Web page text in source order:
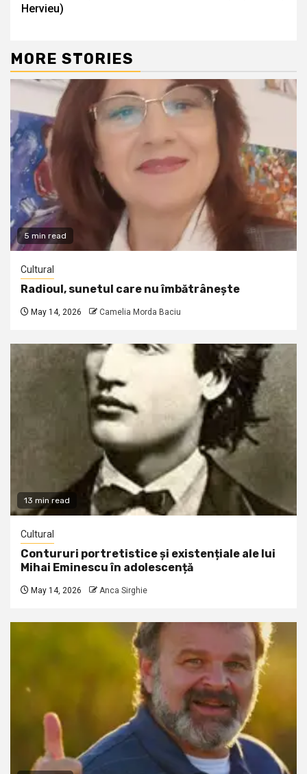
Hervieu)
MORE STORIES
5 min read
Cultural
Radioul, sunetul care nu îmbătrânește
May 14, 2026 Camelia Morda Baciu
13 min read
Cultural
Contururi portretistice și existențiale ale lui
Mihai Eminescu în adolescență
May 14, 2026 Anca Sirghie